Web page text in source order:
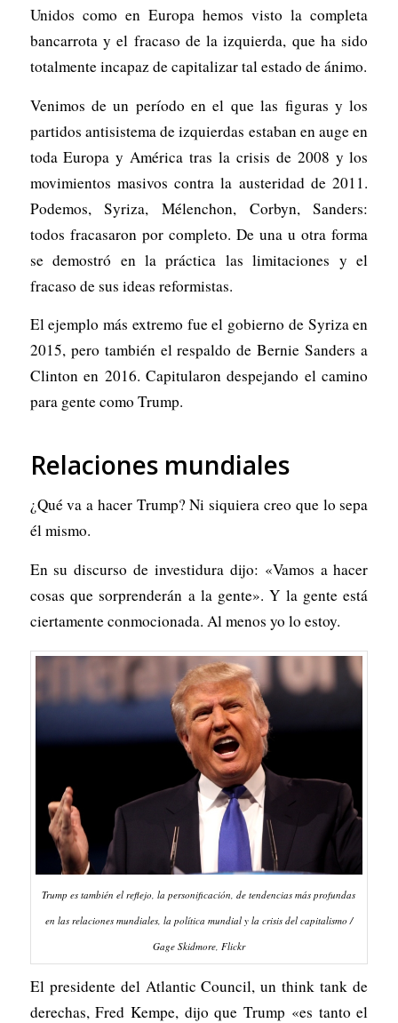
Unidos como en Europa hemos visto la completa
bancarrota y el fracaso de la izquierda, que ha sido
totalmente incapaz de capitalizar tal estado de ánimo.
Venimos de un período en el que las figuras y los
partidos antisistema de izquierdas estaban en auge en
toda Europa y América tras la crisis de 2008 y los
movimientos masivos contra la austeridad de 2011.
Podemos, Syriza, Mélenchon, Corbyn, Sanders:
todos fracasaron por completo. De una u otra forma
se demostró en la práctica las limitaciones y el
fracaso de sus ideas reformistas.
El ejemplo más extremo fue el gobierno de Syriza en
2015, pero también el respaldo de Bernie Sanders a
Clinton en 2016. Capitularon despejando el camino
para gente como Trump.
Relaciones mundiales
¿Qué va a hacer Trump? Ni siquiera creo que lo sepa
él mismo.
En su discurso de investidura dijo: «Vamos a hacer
cosas que sorprenderán a la gente». Y la gente está
ciertamente conmocionada. Al menos yo lo estoy.
Trump es también el reflejo, la personificación, de tendencias más profundas
en las relaciones mundiales, la política mundial y la crisis del capitalismo /
Gage Skidmore, Flickr
El presidente del Atlantic Council, un think tank de
derechas, Fred Kempe, dijo que Trump «es tanto el